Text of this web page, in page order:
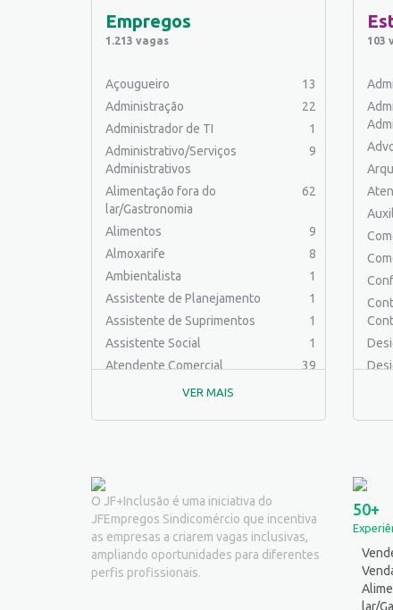
Empregos
1.213 vagas
Açougueiro
13
Administração
22
Administrador de TI
1
Administrativo/Serviços
Administrativos
9
Alimentação fora do
lar/Gastronomia
62
Alimentos
9
Almoxarife
8
Ambientalista
1
Assistente de Planejamento
1
Assistente de Suprimentos
1
Assistente Social
1
Atendente Comercial
39
Auxiliar de Cozinha
Auxiliar de Produção
Auxiliar de Serviços
21
Balconista
32
Barman
VER MAIS
103
O JF+Inclusão é uma iniciativa do
JFEmpregos Sindicomércio que incentiva
as empresas a criarem vagas inclusivas,
ampliando oportunidades para diferentes
perfis profissionais.
50+
lar/